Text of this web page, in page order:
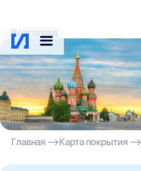
Волгоград
Главная Карта покрытия